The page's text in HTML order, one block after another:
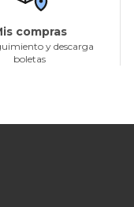
compras
y descarga
boletas